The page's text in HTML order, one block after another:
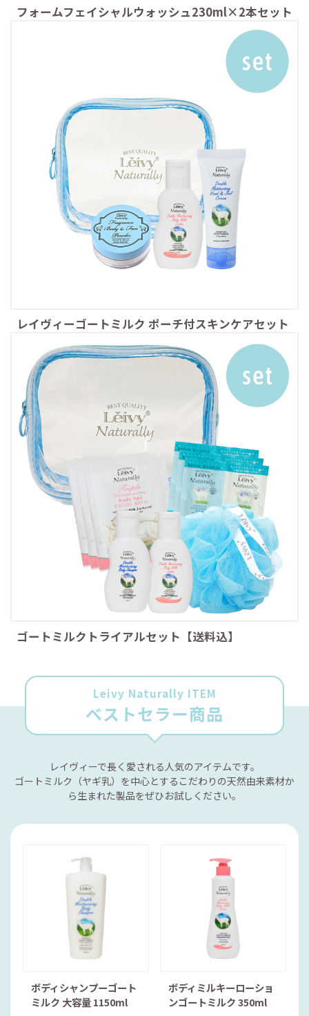
フォームフェイシャルウォッシュ230ml×2本セット
レイヴィーゴートミルク ポーチ付スキンケアセット
ゴートミルクトライアルセット【送料込】
Leivy Naturally ITEM
ベストセラー商品
レイヴィーで長く愛される人気のアイテムです。
ゴートミルク（ヤギ乳）を中心とするこだわりの天然由来素材か
ら生まれた製品をぜひお試しください。
ボディシャンプーゴート
ミルク 大容量 1150ml
ボディミルキーローショ
ンゴートミルク 350ml